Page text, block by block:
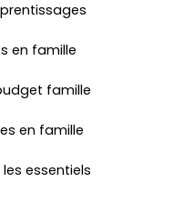
en famille
famille
en famille
essentiels